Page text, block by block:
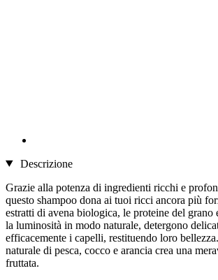
Descrizione
Grazie alla potenza di ingredienti ricchi e
questo shampoo dona ai tuoi ricci ancora più
estratti di avena biologica, le proteine ​​del grano
la luminosità in modo naturale, detergono
efficacemente i capelli, restituendo loro
naturale di pesca, cocco e arancia crea una
fruttata.